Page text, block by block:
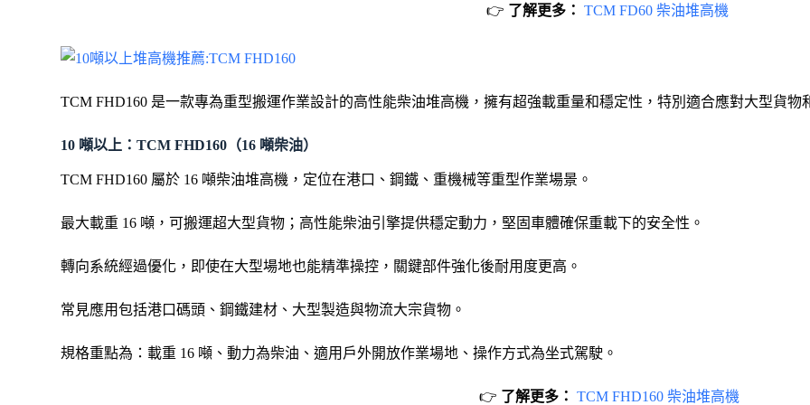
👉 了解更多： TCM FD60 柴油堆高機
TCM FHD160 是一款專為重型搬運作業設計的高性能柴油堆高機，擁有超強載重量和穩定性，特別適合應對大型貨物
10 噸以上：TCM FHD160（16 噸柴油）
TCM FHD160 屬於 16 噸柴油堆高機，定位在港口、鋼鐵、重機械等重型作業場景。
最大載重 16 噸，可搬運超大型貨物；高性能柴油引擎提供穩定動力，堅固車體確保重載下的安全性。
轉向系統經過優化，即使在大型場地也能精準操控，關鍵部件強化後耐用度更高。
常見應用包括港口碼頭、鋼鐵建材、大型製造與物流大宗貨物。
規格重點為：載重 16 噸、動力為柴油、適用戶外開放作業場地、操作方式為坐式駕駛。
👉 了解更多： TCM FHD160 柴油堆高機